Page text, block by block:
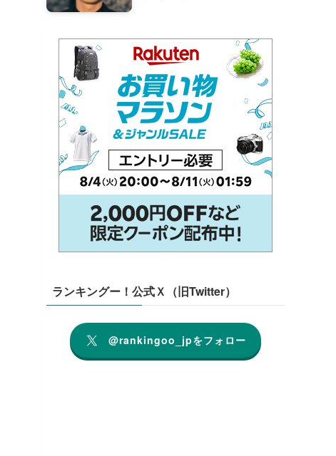
ランキングー！公式Ｘ（旧Twitter）
@rankingoo_jpをフォロー